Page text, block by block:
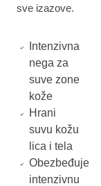
sve izazove.
Intenzivna
nega za
suve zone
kože
Hrani
suvu kožu
lica i tela
Obezbeđuje
intenzivnu